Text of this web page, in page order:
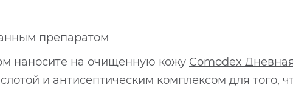
препаратом
наносите на очищенную кожу Comodex
и антисептическим комплексом для того,